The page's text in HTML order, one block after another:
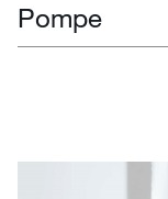
Pompe